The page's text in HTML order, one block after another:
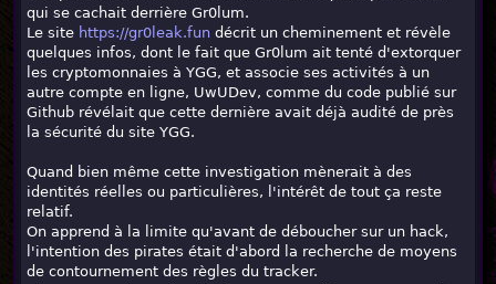
qui se cachait derrière Gr0lum.
Le site https://gr0leak.fun décrit un cheminement et révèle
quelques infos, dont le fait que Gr0lum ait tenté d'extorquer
les cryptomonnaies à YGG, et associe ses activités à un
autre compte en ligne, UwUDev, comme du code publié sur
Github révélait que cette dernière avait déjà audité de près
la sécurité du site YGG.
Quand bien même cette investigation mènerait à des
identités réelles ou particulières, l'intérêt de tout ça reste
relatif.
On apprend à la limite qu'avant de déboucher sur un hack,
l'intention des pirates était d'abord la recherche de moyens
de contournement des règles du tracker.